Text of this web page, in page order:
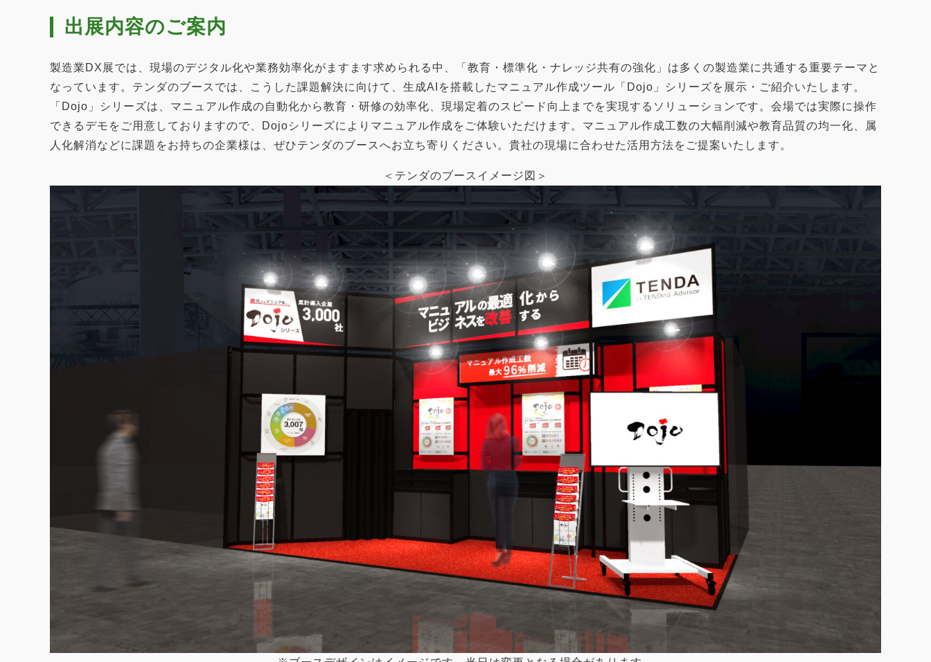
出展内容のご案内
製造業DX展では、現場のデジタル化や業務効率化がますます求められる中、「教育・標準化・ナレッジ共有の強化」は多くの製造業に共通する重要テーマと
なっています。テンダのブースでは、こうした課題解決に向けて、生成AIを搭載したマニュアル作成ツール「Dojo」シリーズを展示・ご紹介いたします。
「Dojo」シリーズは、マニュアル作成の自動化から教育・研修の効率化、現場定着のスピード向上までを実現するソリューションです。会場では実際に操作
できるデモをご用意しておりますので、Dojoシリーズによりマニュアル作成をご体験いただけます。マニュアル作成工数の大幅削減や教育品質の均一化、属
人化解消などに課題をお持ちの企業様は、ぜひテンダのブースへお立ち寄りください。貴社の現場に合わせた活用方法をご提案いたします。
＜テンダのブースイメージ図＞